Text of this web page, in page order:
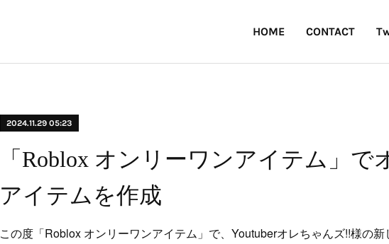
HOME CONTACT
2024.11.29 05:23
「Roblox オンリーワンアイテム」
アイテムを作成
この度「Roblox オンリーワンアイテム」で、Youtuberオレちゃんズ!!様の